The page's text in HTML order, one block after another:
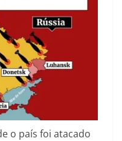
o país foi atacado